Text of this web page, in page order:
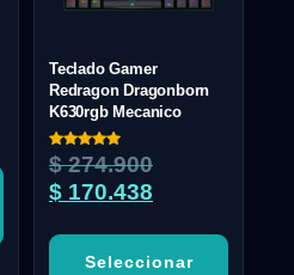
Teclado Gamer
Redragon Dragonborn
K630rgb Mecanico
Valorado
con
5.00
de 5
$274.900
$ 170.438
Seleccionar